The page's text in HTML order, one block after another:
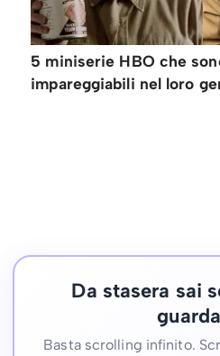
5 miniserie HBO che
impareggiabili nel loro
Da stasera sai
Basta scrolling infinito.